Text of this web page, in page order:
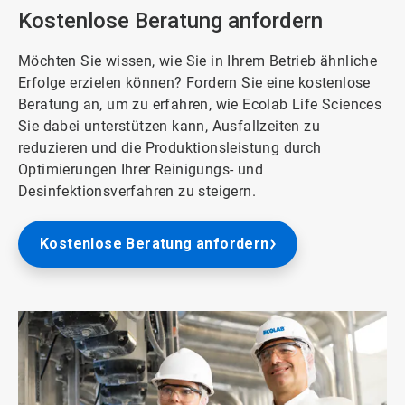
Kostenlose Beratung anfordern
Möchten Sie wissen, wie Sie in Ihrem Betrieb ähnliche
Erfolge erzielen können? Fordern Sie eine kostenlose
Beratung an, um zu erfahren, wie Ecolab Life Sciences
Sie dabei unterstützen kann, Ausfallzeiten zu
reduzieren und die Produktionsleistung durch
Optimierungen Ihrer Reinigungs- und
Desinfektionsverfahren zu steigern.
Kostenlose Beratung anfordern